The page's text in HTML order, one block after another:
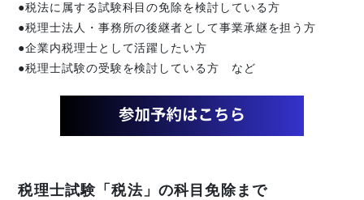
●税法に属する試験科目の免除を検討している方
●税理士法人・事務所の後継者として事業承継を担う方
●企業内税理士として活躍したい方
●税理士試験の受験を検討している方 など
税理士試験「税法」の科目免除まで